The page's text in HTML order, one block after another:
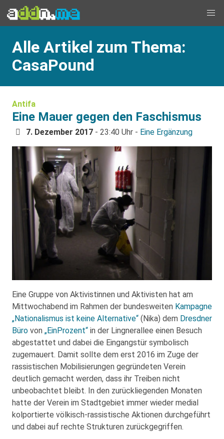
Alle Artikel zum Thema:
CasaPound
Antifa
Eine Mauer gegen den Faschismus
7. Dezember 2017 - 23:40 Uhr - Eine Ergänzung
Eine Gruppe von Aktivistinnen und Aktivisten hat am
Mittwochabend im Rahmen der bundesweiten Kampagne
„Nationalismus ist keine Alternative“ (Nika) dem Dresdner
Büro von „EinProzent“ in der Lingnerallee einen Besuch
abgestattet und dabei die Eingangstür symbolisch
zugemauert. Damit sollte dem erst 2016 im Zuge der
rassistischen Mobilisierungen gegründeten Verein
deutlich gemacht werden, dass ihr Treiben nicht
unbeobachtet bleibt. In den zurückliegenden Monaten
hatte der Verein im Stadtgebiet immer wieder medial
kolportierte völkisch-rassistische Aktionen durchgeführt
und dabei auf rechte Strukturen zurückgegriffen.